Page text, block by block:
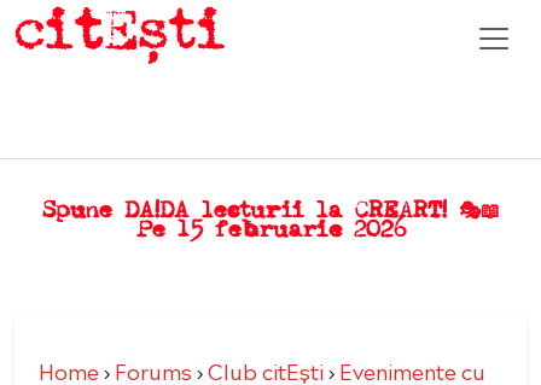
Spune DA!DA lecturii la CREART! 🎭📖
Pe 15 februarie 2026
Home›Forums›Club citEști›Evenimente cu